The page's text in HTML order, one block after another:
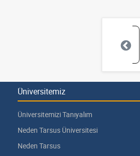
Üniversitemiz
Üniversitemizi Tanıyalım
Neden Tarsus Üniversitesi
Neden Tarsus